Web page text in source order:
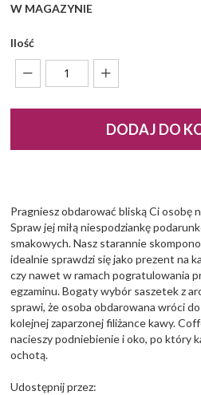
W MAGAZYNIE
Ilość
DODAJ DO
Pragniesz obdarować bliską Ci osobę
Spraw jej miłą niespodziankę
smakowych. Nasz starannie
idealnie sprawdzi się jako prezent na
czy nawet w ramach pogratulowania
egzaminu. Bogaty wybór saszetek z
sprawi, że osoba obdarowana wróci
kolejnej zaparzonej filiżance kawy.
nacieszy podniebienie i oko, po który
ochotą.
Udostępnij przez: